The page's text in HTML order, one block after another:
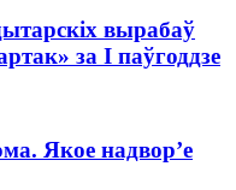
вырабаў
за І паўгоддзе
Якое надвор’е